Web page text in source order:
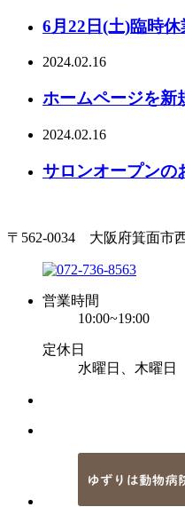
6月22日(土)臨時
2024.02.16
ホームページを新
2024.02.16
サロンオープンの
〒562-0034 大阪府箕面市
営業時間
10:00~19:00
定休日
水曜日、木曜日